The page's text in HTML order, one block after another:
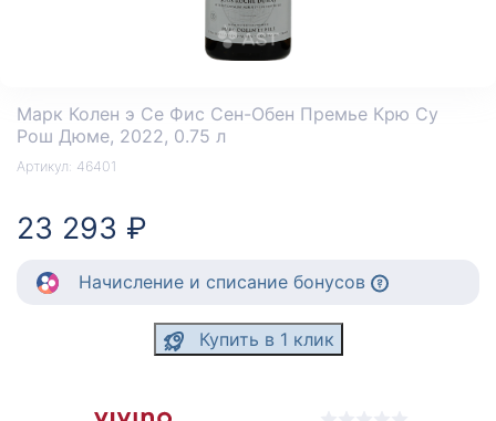
Марк Колен э Се Фис Сен-Обен Премье Крю Су
Рош Дюме, 2022, 0.75 л
Артикул: 46401
23 293 ₽
Начисление и списание бонусов
Купить в 1 клик